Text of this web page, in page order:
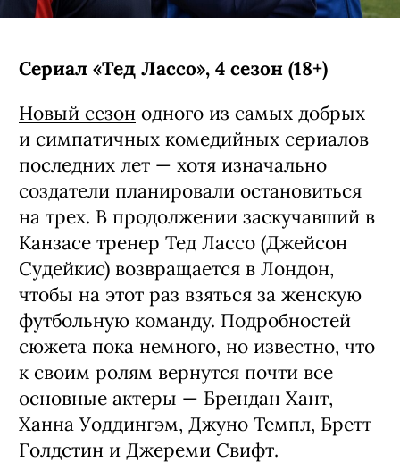
Сериал «Тед Лассо», 4 сезон (18+)
Новый сезон одного из самых добрых
и симпатичных комедийных сериалов
последних лет — хотя изначально
создатели планировали остановиться
на трех. В продолжении заскучавший в
Канзасе тренер Тед Лассо (Джейсон
Судейкис) возвращается в Лондон,
чтобы на этот раз взяться за женскую
футбольную команду. Подробностей
сюжета пока немного, но известно, что
к своим ролям вернутся почти все
основные актеры — Брендан Хант,
Ханна Уоддингэм, Джуно Темпл, Бретт
Голдстин и Джереми Свифт.